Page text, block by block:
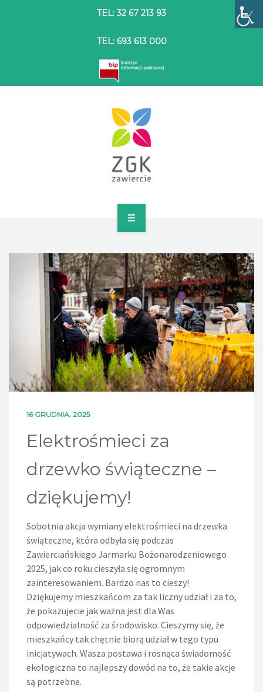
TEL: 32 67 213 93
TEL: 693 613 000
O SPÓŁCE
DLA MIESZKAŃCÓW
EDUKACJA
16 GRUDNIA, 2025
Elektrośmieci za
drzewko świąteczne –
dziękujemy!
Sobotnia akcja wymiany elektrośmieci na drzewka
świąteczne, która odbyła się podczas
Zawierciańskiego Jarmarku Bożonarodzeniowego
2025, jak co roku cieszyła się ogromnym
zainteresowaniem. Bardzo nas to cieszy!
Dziękujemy mieszkańcom za tak liczny udział i za to,
że pokazujecie jak ważna jest dla Was
odpowiedzialność za środowisko. Cieszymy się, że
mieszkańcy tak chętnie biorą udział w tego typu
inicjatywach. Wasza postawa i rosnąca świadomość
ekologiczna to najlepszy dowód na to, że takie akcje
są potrzebne.